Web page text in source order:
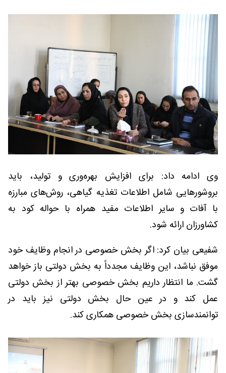
وی ادامه داد: برای افزایش بهره‌وری و تولید، باید
بروشورهایی شامل اطلاعات تغذیه گیاهی، روش‌های مبارزه
با آفات و سایر اطلاعات مفید همراه با حواله کود به
کشاورزان ارائه شود.
شفیعی بیان کرد: اگر بخش خصوصی در انجام وظایف خود
موفق نباشد، این وظایف مجدداً به بخش دولتی باز خواهد
گشت. ما انتظار داریم بخش خصوصی بهتر از بخش دولتی
عمل کند و در عین حال بخش دولتی نیز باید در
توانمندسازی بخش خصوصی همکاری کند.